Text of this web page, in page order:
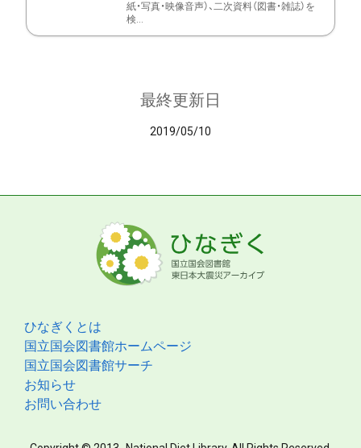
紙・写真・映像音声）、二次資料（図書・雑誌）を
検...
最終更新日
2019/05/10
ひなぎくとは
国立国会図書館ホームページ
国立国会図書館サーチ
お知らせ
お問い合わせ